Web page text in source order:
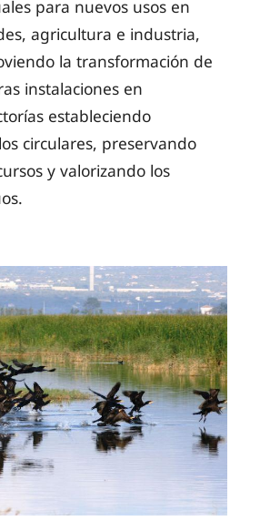
para nuevos usos en
agricultura e industria,
la transformación de
instalaciones en
estableciendo
circulares, preservando
y valorizando los